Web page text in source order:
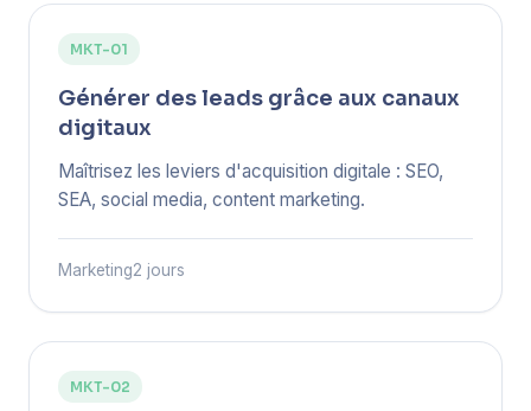
MKT-01
Générer des leads grâce aux canaux
digitaux
Maîtrisez les leviers d'acquisition digitale : SEO,
SEA, social media, content marketing.
Marketing2 jours
MKT-02